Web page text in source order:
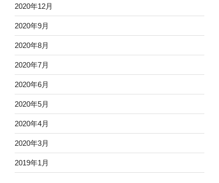
2020年12月
2020年9月
2020年8月
2020年7月
2020年6月
2020年5月
2020年4月
2020年3月
2019年1月